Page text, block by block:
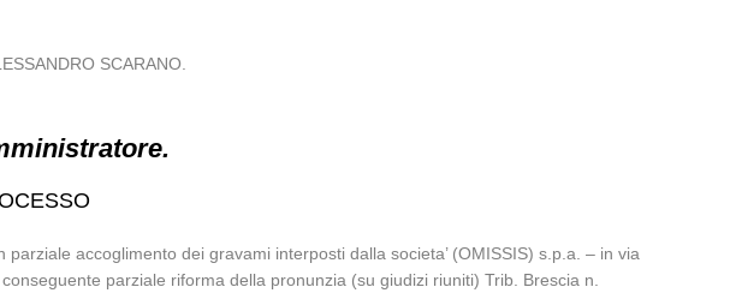
SCARANO.
accoglimento dei gravami interposti dalla societa’ (OMISSIS) s.p.a. – in via
parziale riforma della pronunzia (su giudizi riuniti) Trib. Brescia n.